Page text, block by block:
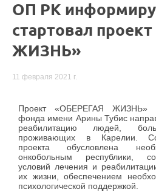
ОП РК
стартовал
ЖИЗНЬ»
11 февраля 2021 г.
Проект «ОБЕРЕГАЯ ЖИЗНЬ»
фонда имени Арины Тубис
реабилитацию людей,
проживающих в Карелии.
проекта обусловлена
онкобольным республики,
условий лечения и
их жизни, обеспечением
психологической поддержкой.